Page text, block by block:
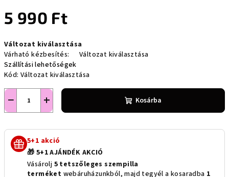
5 990 Ft
Változat kiválasztása
Várható kézbesítés:
Változat kiválasztása
Szállítási lehetőségek
Kód: Változat kiválasztása
+
− Kosárba
5+1 akció
🎁 5+1 AJÁNDÉK AKCIÓ
Vásárolj 5 tetszőleges szempilla
terméket webáruházunkból, majd tegyél a kosaradba 1